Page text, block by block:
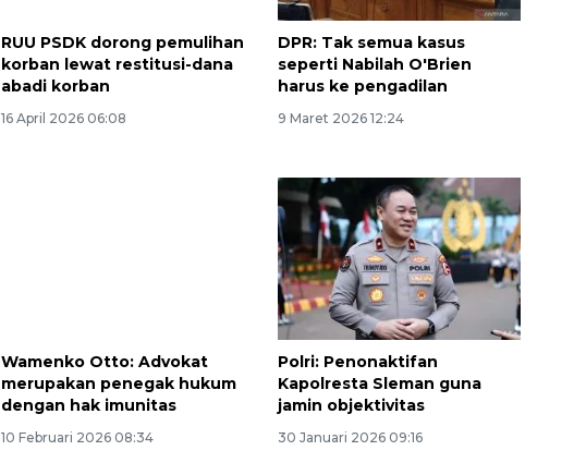
RUU PSDK dorong pemulihan
korban lewat restitusi-dana
abadi korban
16 April 2026 06:08
DPR: Tak semua kasus
seperti Nabilah O'Brien
harus ke pengadilan
9 Maret 2026 12:24
Wamenko Otto: Advokat
merupakan penegak hukum
dengan hak imunitas
10 Februari 2026 08:34
Polri: Penonaktifan
Kapolresta Sleman guna
jamin objektivitas
30 Januari 2026 09:16
Awas penipuan berbasis AI
2026-08-07 13:45:00